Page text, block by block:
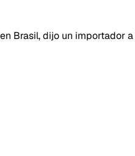
Brasil, dijo un importador